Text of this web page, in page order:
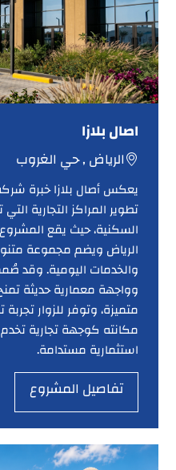
اصال بلازا
الرياض , حي الغروب
يعكس أصال بلازا خبرة
تطوير المراكز التجارية
السكنية، حيث يقع
الرياض ويضم مجموعة
والخدمات اليومية. وقد
وواجهة معمارية حديثة
متميزة، وتوفر للزوار
مكانته كوجهة تجارية
استثمارية مستدامة.
تفاصيل المشروع